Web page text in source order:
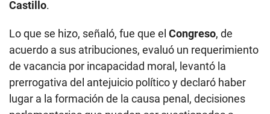
Sobre el proceso parlamentario, Torres Tasso señaló
CR, no trasgredió preceptos constitucionales, ni el
Reglamento del Parlamento, ni mucho menos atenta
contra la libertad individual, por cuanto no ha
ordenado la privación de la libertad de
Castillo